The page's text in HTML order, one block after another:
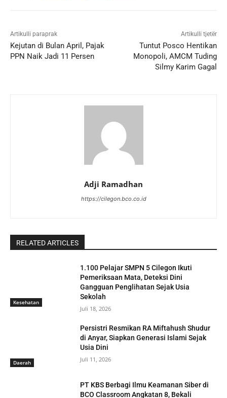
Artikulli paraprak
Kejutan di Bulan April, Pajak
PPN Naik Jadi 11 Persen
Artikulli tjetër
Tuntut Posco Hentikan
Monopoli, AMCM Tuding
Silmy Karim Gagal
Adji Ramadhan
https://cilegon.bco.co.id
RELATED ARTICLES
Kesehatan
1.100 Pelajar SMPN 5 Cilegon Ikuti
Pemeriksaan Mata, Deteksi Dini
Gangguan Penglihatan Sejak Usia
Sekolah
Juli 18, 2026
Daerah
Persistri Resmikan RA Miftahush Shudur
di Anyar, Siapkan Generasi Islami Sejak
Usia Dini
Juli 11, 2026
PT KBS Berbagi Ilmu Keamanan Siber di
BCO Classroom Angkatan 8, Bekali